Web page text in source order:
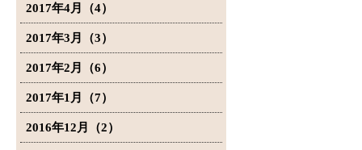
2017年4月（4）
2017年3月（3）
2017年2月（6）
2017年1月（7）
2016年12月（2）